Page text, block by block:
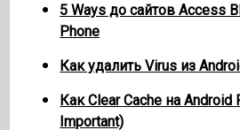
5 Ways до сайтов Access
Phone
Как удалить Virus из
Как Clear Cache на Android
Important)